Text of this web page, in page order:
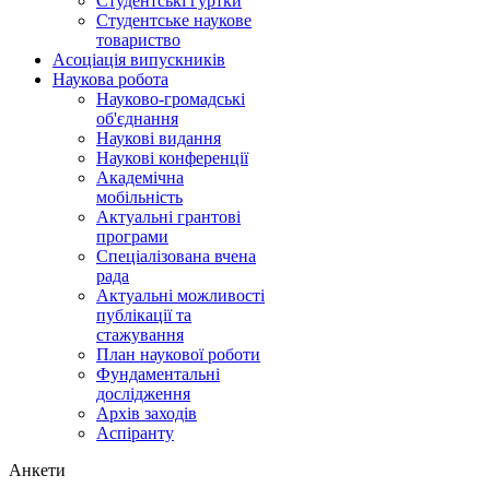
Студентське наукове
товариство
Асоціація випускників
Наукова робота
Науково-громадські
об'єднання
Наукові видання
Наукові конференції
Академічна
мобільність
Актуальні грантові
програми
Спеціалізована вчена
рада
Актуальні можливості
публікації та
стажування
План наукової роботи
Фундаментальні
дослідження
Архів заходів
Аспіранту
Анкети